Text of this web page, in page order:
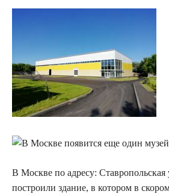
В Москве по адресу: Ставропольская
построили здание, в котором в